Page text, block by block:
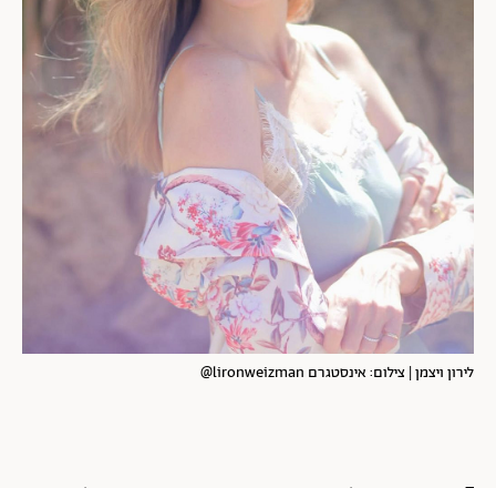
לירון ויצמן | צילום: אינסטגרם lironweizman@